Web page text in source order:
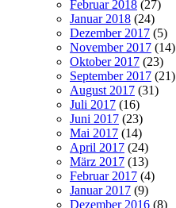
Februar 2018 (27)
Januar 2018 (24)
Dezember 2017 (5)
November 2017 (14)
Oktober 2017 (23)
September 2017 (21)
August 2017 (31)
Juli 2017 (16)
Juni 2017 (23)
Mai 2017 (14)
April 2017 (24)
März 2017 (13)
Februar 2017 (4)
Januar 2017 (9)
Dezember 2016 (8)